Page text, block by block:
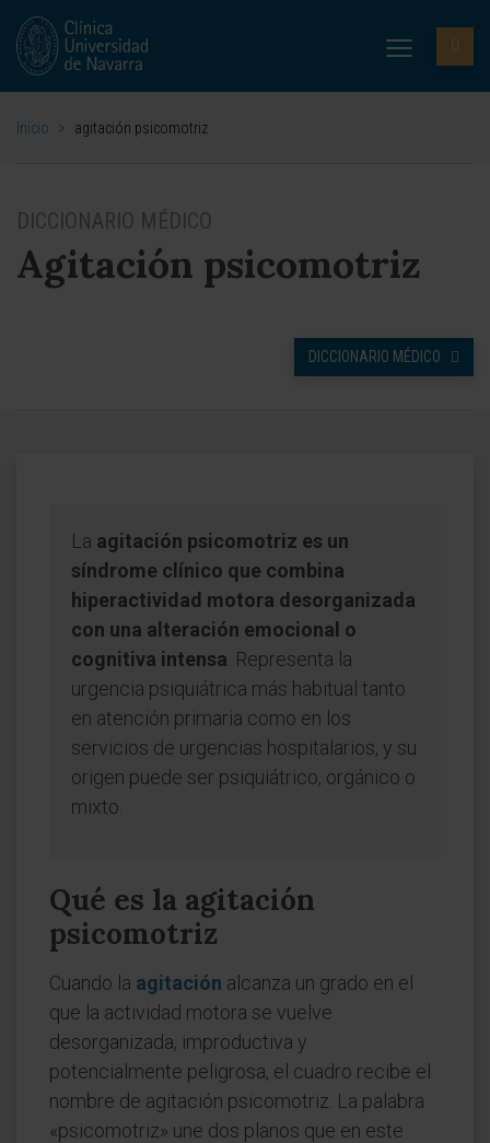
Inicio > agitación psicomotriz
DICCIONARIO MÉDICO
Agitación psicomotriz
DICCIONARIO MÉDICO
La agitación psicomotriz es un
síndrome clínico que combina
hiperactividad motora desorganizada
con una alteración emocional o
cognitiva intensa . Representa la
urgencia psiquiátrica más habitual tanto
en atención primaria como en los
servicios de urgencias hospitalarios, y su
origen puede ser psiquiátrico, orgánico o
mixto.
Qué es la agitación
psicomotriz
Cuando la agitación alcanza un grado en el
que la actividad motora se vuelve
desorganizada, improductiva y
potencialmente peligrosa, el cuadro recibe el
nombre de agitación psicomotriz. La palabra
«psicomotriz» une dos planos que en este